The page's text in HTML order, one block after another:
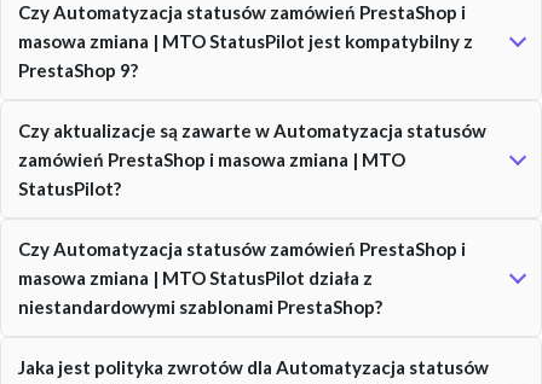
Czy Automatyzacja statusów zamówień PrestaShop i
masowa zmiana | MTO StatusPilot jest kompatybilny z
PrestaShop 9?
Czy aktualizacje są zawarte w Automatyzacja statusów
zamówień PrestaShop i masowa zmiana | MTO
StatusPilot?
Czy Automatyzacja statusów zamówień PrestaShop i
masowa zmiana | MTO StatusPilot działa z
niestandardowymi szablonami PrestaShop?
Jaka jest polityka zwrotów dla Automatyzacja statusów